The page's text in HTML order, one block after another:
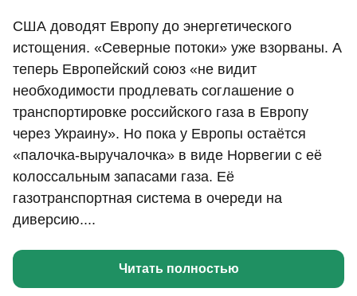
США доводят Европу до энергетического
истощения. «Северные потоки» уже взорваны. А
теперь Европейский союз «не видит
необходимости продлевать соглашение о
транспортировке российского газа в Европу
через Украину». Но пока у Европы остаётся
«палочка-выручалочка» в виде Норвегии с её
колоссальным запасами газа. Её
газотранспортная система в очереди на
диверсию....
Читать полностью